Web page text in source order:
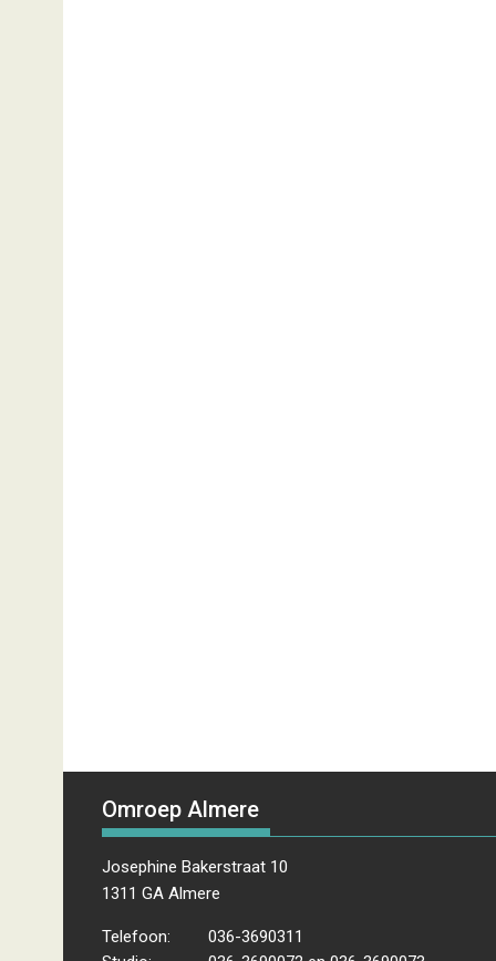
Omroep Almere
Josephine Bakerstraat 10
1311 GA Almere
Telefoon:
036-3690311